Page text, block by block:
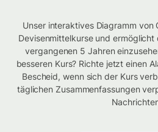
Unser interaktives Diagramm von
Devisenmittelkurse und
vergangenen 5 Jahren
besseren Kurs? Richte jetzt einen
Bescheid, wenn sich der Kurs
täglichen Zusammenfassungen